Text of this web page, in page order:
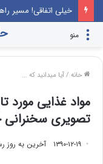
منو
خانه /آیا میدانید که ...
مواد غذایی مورد
تصویری سخنرانی
۱۳۹۰-۱۲-۱۹ آخرین به روز رسانی: